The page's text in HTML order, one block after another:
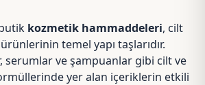
kozmetik hammaddeleri, cilt
temel yapı taşlarıdır.
serumlar ve şampuanlar gibi cilt ve
yer alan içeriklerin etkili